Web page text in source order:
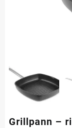
Grillpann –